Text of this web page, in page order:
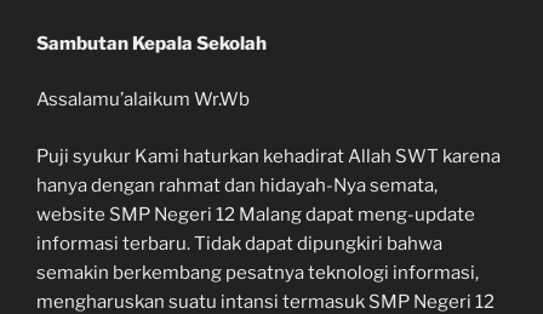
Sambutan Kepala Sekolah
Assalamu’alaikum Wr.Wb
Puji syukur Kami haturkan kehadirat Allah SWT karena
hanya dengan rahmat dan hidayah-Nya semata,
website SMP Negeri 12 Malang dapat meng-update
informasi terbaru. Tidak dapat dipungkiri bahwa
semakin berkembang pesatnya teknologi informasi,
mengharuskan suatu intansi termasuk SMP Negeri 12